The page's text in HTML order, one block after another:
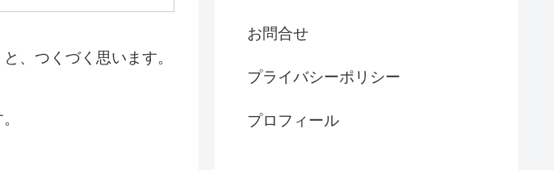
、つくづく思います。
お問合せ
プライバシーポリシー
プロフィール